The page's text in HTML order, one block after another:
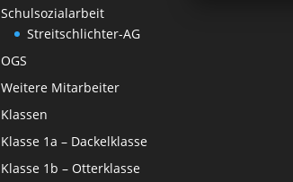
Schulsozialarbeit
Streitschlichter-AG
OGS
Weitere Mitarbeiter
Klassen
Klasse 1a – Dackelklasse
Klasse 1b – Otterklasse